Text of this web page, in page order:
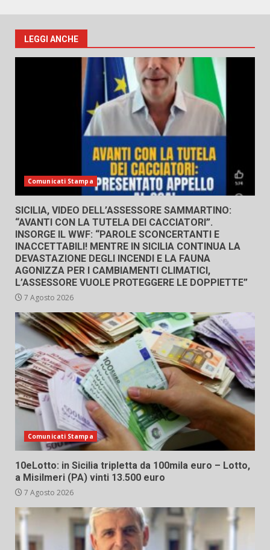
LEGGI ANCHE
Comunicati Stampa
SICILIA, VIDEO DELL’ASSESSORE SAMMARTINO:
“AVANTI CON LA TUTELA DEI CACCIATORI”.
INSORGE IL WWF: “PAROLE SCONCERTANTI E
INACCETTABILI! MENTRE IN SICILIA CONTINUA LA
DEVASTAZIONE DEGLI INCENDI E LA FAUNA
AGONIZZA PER I CAMBIAMENTI CLIMATICI,
L’ASSESSORE VUOLE PROTEGGERE LE DOPPIETTE”
7 Agosto 2026
Comunicati Stampa
10eLotto: in Sicilia tripletta da 100mila euro – Lotto,
a Misilmeri (PA) vinti 13.500 euro
7 Agosto 2026